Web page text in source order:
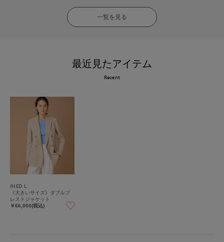
一覧を見る
最近見たアイテム
Recent
INED L
《大きいサイズ》ダブルブ
レストジャケット
￥66,000(税込)